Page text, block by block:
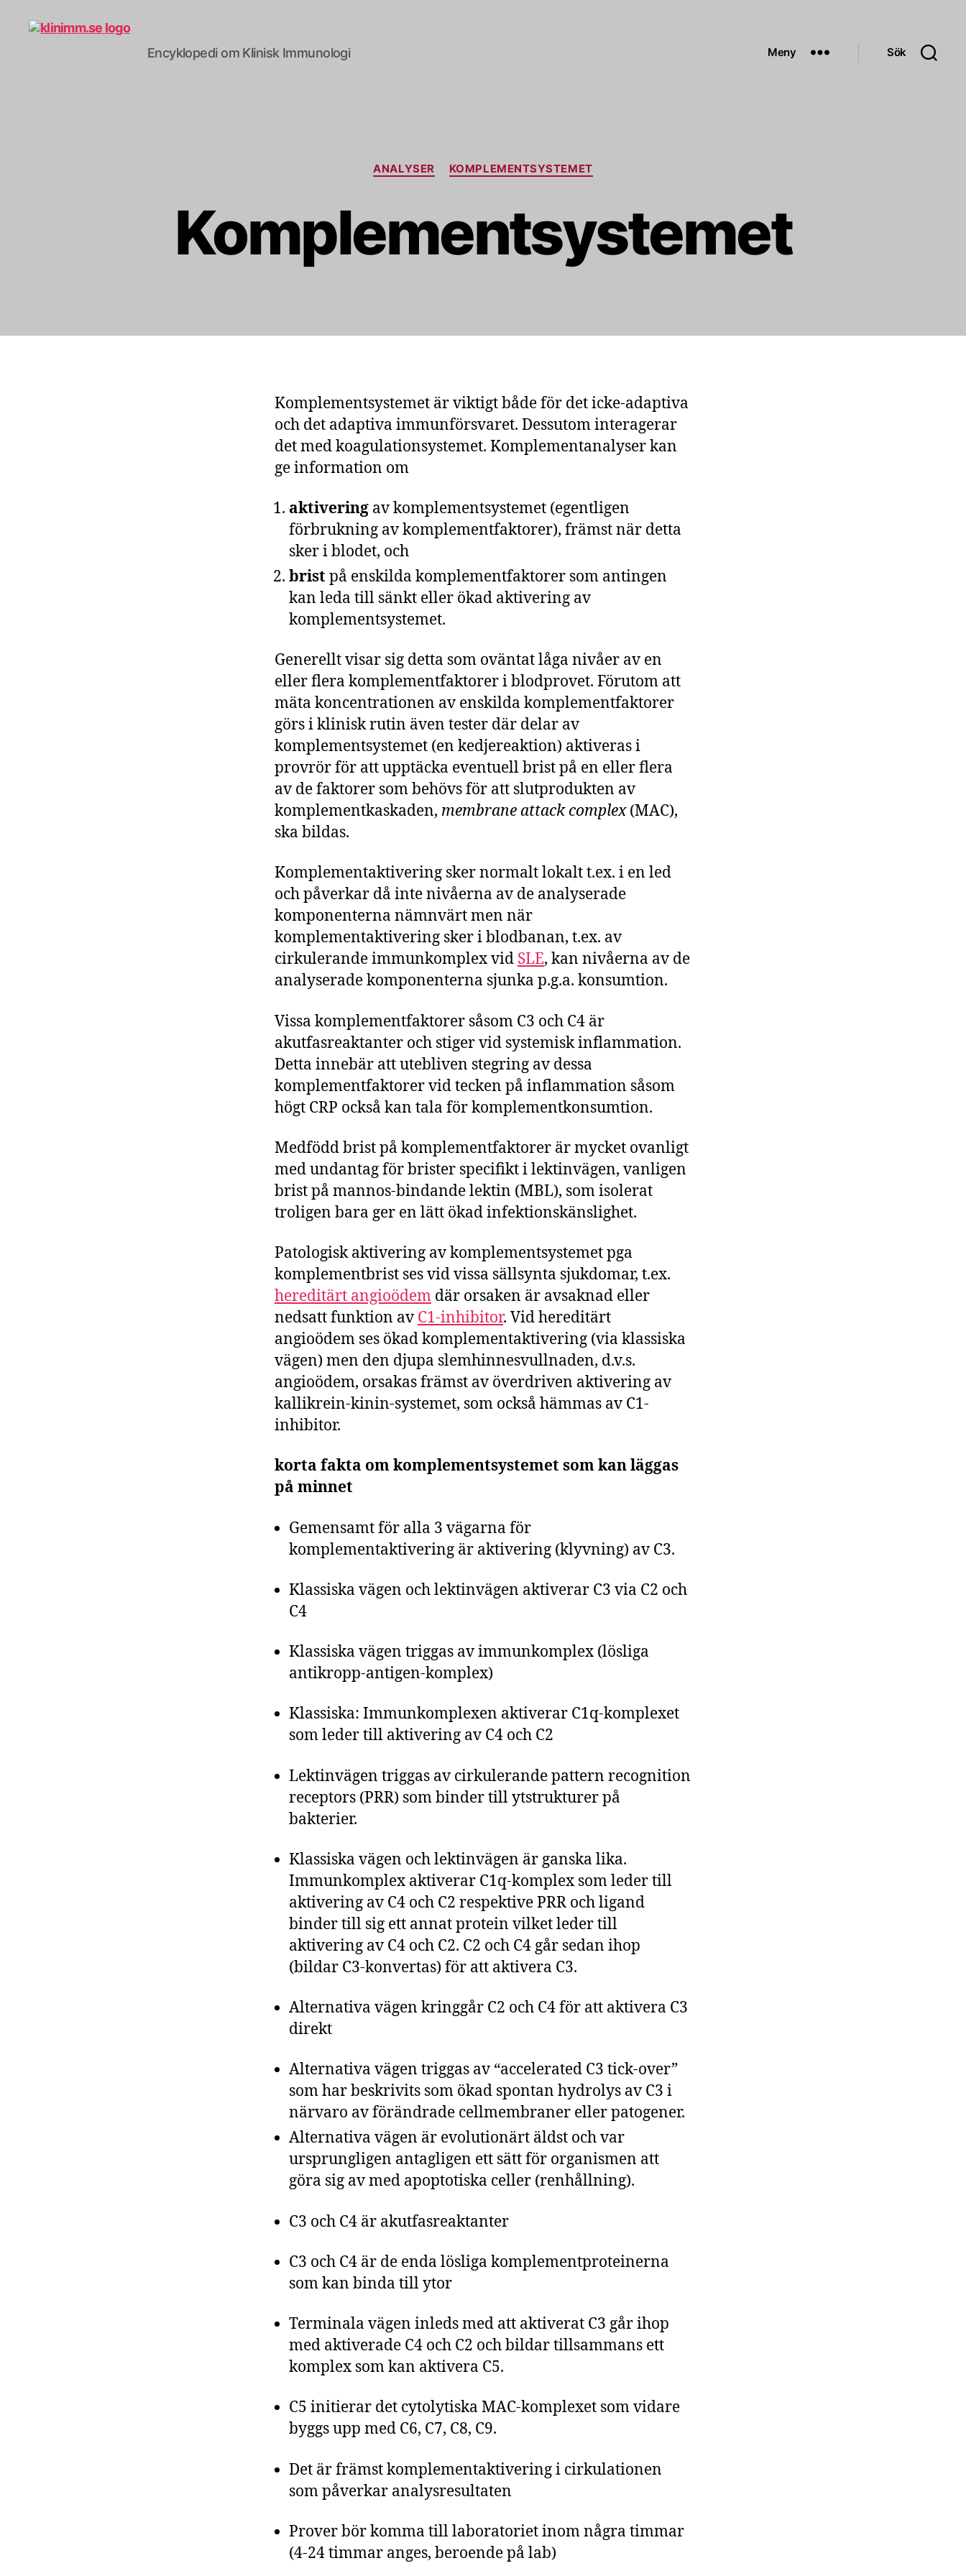
Encyklopedi om Klinisk Immunologi Meny Sök
Kategorier
ANALYSER KOMPLEMENTSYSTEMET
Komplementsystemet
Komplementsystemet är viktigt både för det icke-adaptiva
och det adaptiva immunförsvaret. Dessutom interagerar
det med koagulationsystemet. Komplementanalyser kan
ge information om
aktivering av komplementsystemet (egentligen
förbrukning av komplementfaktorer), främst när detta
sker i blodet, och
brist på enskilda komplementfaktorer som antingen
kan leda till sänkt eller ökad aktivering av
komplementsystemet.
Generellt visar sig detta som oväntat låga nivåer av en
eller flera komplementfaktorer i blodprovet. Förutom att
mäta koncentrationen av enskilda komplementfaktorer
görs i klinisk rutin även tester där delar av
komplementsystemet (en kedjereaktion) aktiveras i
provrör för att upptäcka eventuell brist på en eller flera
av de faktorer som behövs för att slutprodukten av
komplementkaskaden, membrane attack complex(MAC),
ska bildas.
Komplementaktivering sker normalt lokalt t.ex. i en led
och påverkar då inte nivåerna av de analyserade
komponenterna nämnvärt men när
komplementaktivering sker i blodbanan, t.ex. av
cirkulerande immunkomplex vid SLE, kan nivåerna av de
analyserade komponenterna sjunka p.g.a. konsumtion.
Vissa komplementfaktorer såsom C3 och C4 är
akutfasreaktanter och stiger vid systemisk inflammation.
Detta innebär att utebliven stegring av dessa
komplementfaktorer vid tecken på inflammation såsom
högt CRP också kan tala för komplementkonsumtion.
Medfödd brist på komplementfaktorer är mycket ovanligt
med undantag för brister specifikt i lektinvägen, vanligen
brist på mannos-bindande lektin (MBL), som isolerat
troligen bara ger en lätt ökad infektionskänslighet.
Patologisk aktivering av komplementsystemet pga
komplementbrist ses vid vissa sällsynta sjukdomar, t.ex.
hereditärt angioödem där orsaken är avsaknad eller
nedsatt funktion avC1-inhibitor. Vid hereditärt
angioödem ses ökad komplementaktivering (via klassiska
vägen) men den djupa slemhinnesvullnaden, d.v.s.
angioödem, orsakas främst av överdriven aktivering av
kallikrein-kinin-systemet, som också hämmas av C1-
inhibitor.
korta fakta om komplementsystemet som kan läggas
på minnet
Gemensamt för alla 3 vägarna för
komplementaktivering är aktivering (klyvning) av C3.
Klassiska vägen och lektinvägen aktiverar C3 via C2 och
C4
Klassiska vägen triggas av immunkomplex (lösliga
antikropp-antigen-komplex)
Klassiska: Immunkomplexen aktiverar C1q-komplexet
som leder till aktivering av C4 och C2
Lektinvägen triggas av cirkulerande pattern recognition
receptors (PRR) som binder till ytstrukturer på
bakterier.
Klassiska vägen och lektinvägen är ganska lika.
Immunkomplex aktiverar C1q-komplex som leder till
aktivering av C4 och C2 respektive PRR och ligand
binder till sig ett annat protein vilket leder till
aktivering av C4 och C2. C2 och C4 går sedan ihop
(bildar C3-konvertas) för att aktivera C3.
Alternativa vägen kringgår C2 och C4 för att aktivera C3
direkt
Alternativa vägen triggas av “accelerated C3 tick-over”
som har beskrivits som ökad spontan hydrolys av C3 i
närvaro av förändrade cellmembraner eller patogener.
Alternativa vägen är evolutionärt äldst och var
ursprungligen antagligen ett sätt för organismen att
göra sig av med apoptotiska celler (renhållning).
C3 och C4 är akutfasreaktanter
C3 och C4 är de enda lösliga komplementproteinerna
som kan binda till ytor
Terminala vägen inleds med att aktiverat C3 går ihop
med aktiverade C4 och C2 och bildar tillsammans ett
komplex som kan aktivera C5.
C5 initierar det cytolytiska MAC-komplexet som vidare
byggs upp med C6, C7, C8, C9.
Det är främst komplementaktivering i cirkulationen
som påverkar analysresultaten
Prover bör komma till laboratoriet inom några timmar
(4-24 timmar anges, beroende på lab)